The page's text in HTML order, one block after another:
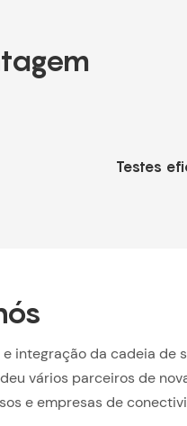
Testes
integração da cadeia de
vários parceiros de
e empresas de